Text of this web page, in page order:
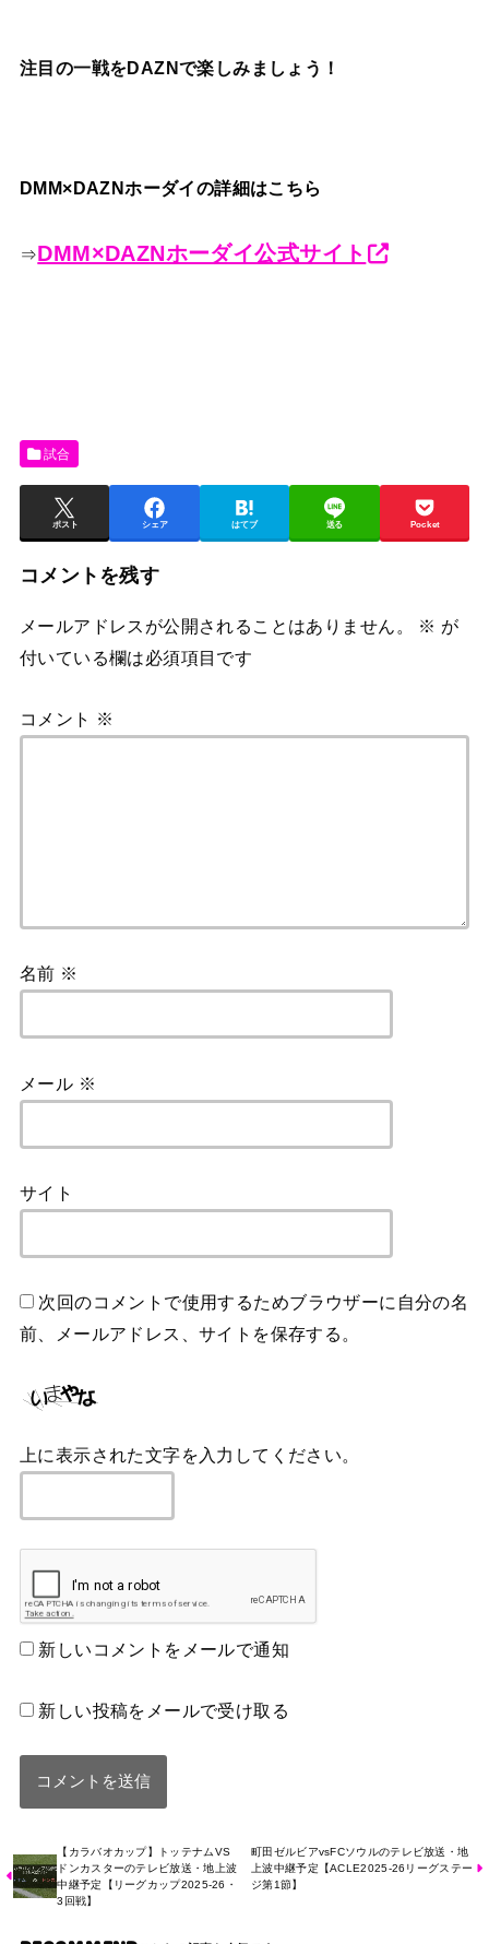
注目の一戦をDAZNで楽しみましょう！
DMM×DAZNホーダイの詳細はこちら
⇒DMM×DAZNホーダイ公式サイト
試合
ポスト シェア はてブ 送る Pocket
コメントを残す
メールアドレスが公開されることはありません。 ※ が
付いている欄は必須項目です
コメント ※
名前 ※
メール ※
サイト
次回のコメントで使用するためブラウザーに自分の名
前、メールアドレス、サイトを保存する。
上に表示された文字を入力してください。
新しいコメントをメールで通知
新しい投稿をメールで受け取る
【カラバオカップ】トッテナムVS
ドンカスターのテレビ放送・地上波
中継予定【リーグカップ2025-26・
3回戦】
町田ゼルビアvsFCソウルのテレビ放送・地
上波中継予定【ACLE2025-26リーグステー
ジ第1節】